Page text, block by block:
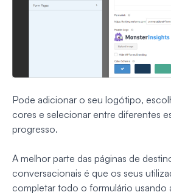
Pode adicionar o seu logótipo,
cores e selecionar entre diferentes
progresso.
A melhor parte das páginas de
conversacionais é que os seus
completar todo o formulário usando